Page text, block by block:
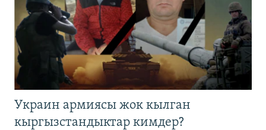
Украин армиясы жок кылган
кыргызстандыктар кимдер?